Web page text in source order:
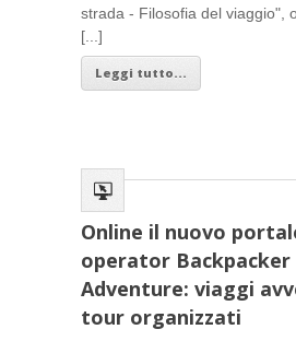
strada - Filosofia del viaggio",
[...]
Leggi tutto...
Online il nuovo
operator Backpacker
Adventure: viaggi
tour organizzati